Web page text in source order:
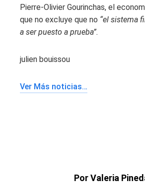
Pierre-Olivier Gourinchas, el
que no excluye que no “el sistema
a ser puesto a prueba”.
julien bouissou
Ver Más noticias…
Por Valeria